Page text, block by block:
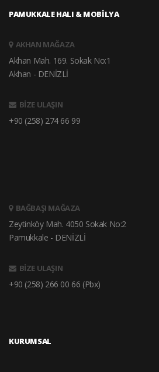
PAMUKKALE HALI & MOBİLYA
AKHAN MAĞAZA
Akhan Mah. 169. Sokak No:1
Akhan - DENİZLİ
BİZE ULAŞIN
+90 (258) 274 66 99
BAĞBAŞI MAĞAZA
Zeytinköy Mah. 4050 Sokak No:2
Pamukkale - DENİZLİ
BİZE ULAŞIN
+90 (258) 266 00 66 (Pbx)
KURUMSAL